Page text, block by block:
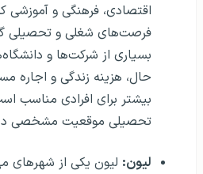
اقتصادی، فرهنگی و
فرصت‌های شغلی و تحصیلی
بسیاری از شرکت‌ها و
حال، هزینه زندگی و اجاره
بیشتر برای افرادی مناسب
تحصیلی موقعیت مشخصی
لیون: لیون یکی از شهرهای